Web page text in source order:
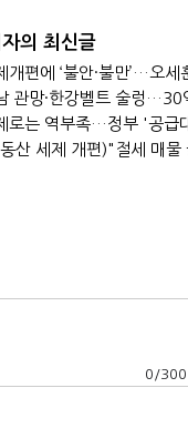
의 최신글
개편에 ‘불안·불만’…오
관망·한강벨트 술렁…30
로는 역부족…정부 '공급
0 /300